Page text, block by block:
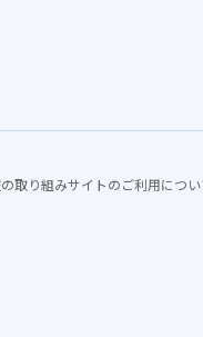
取り組みサイトのご利用につい